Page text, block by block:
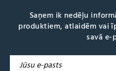
Saņem ik nedēļu
produktiem, atlaidēm vai
savā e-